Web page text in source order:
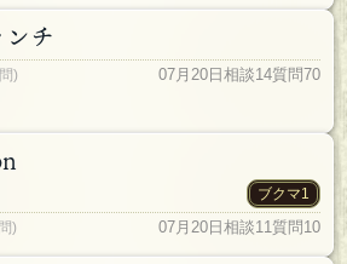
チ
) 07月20日 相談14質問70
ブクマ1
) 07月20日 相談11質問10